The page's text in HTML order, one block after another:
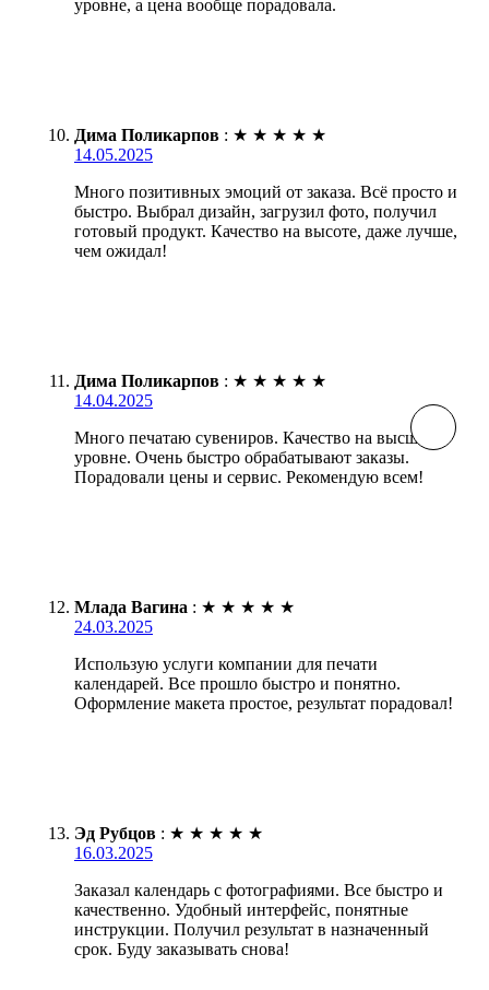
уровне, а цена вообще порадовала.
Дима Поликарпов : ★ ★ ★ ★ ★
14.05.2025
Много позитивных эмоций от заказа. Всё просто и
быстро. Выбрал дизайн, загрузил фото, получил
готовый продукт. Качество на высоте, даже лучше,
чем ожидал!
Дима Поликарпов : ★ ★ ★ ★ ★
14.04.2025
Много печатаю сувениров. Качество на высшем
уровне. Очень быстро обрабатывают заказы.
Порадовали цены и сервис. Рекомендую всем!
Млада Вагина : ★ ★ ★ ★ ★
24.03.2025
Использую услуги компании для печати
календарей. Все прошло быстро и понятно.
Оформление макета простое, результат порадовал!
Эд Рубцов : ★ ★ ★ ★ ★
16.03.2025
Заказал календарь с фотографиями. Все быстро и
качественно. Удобный интерфейс, понятные
инструкции. Получил результат в назначенный
срок. Буду заказывать снова!